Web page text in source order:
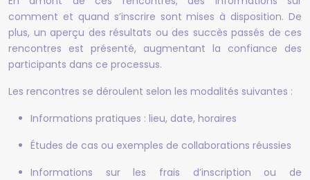
comment et quand s’inscrire sont mises à disposition. De
plus, un aperçu des résultats ou des succès passés de ces
rencontres est présenté, augmentant la confiance des
participants dans ce processus.
Les rencontres se déroulent selon les modalités suivantes :
Informations pratiques : lieu, date, horaires
Études de cas ou exemples de collaborations réussies
Informations sur les frais d’inscription ou de